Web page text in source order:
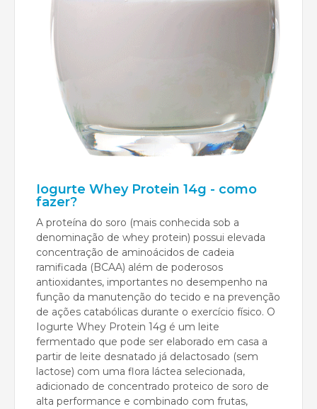
Iogurte Whey Protein 14g - como
fazer?
A proteína do soro (mais conhecida sob a
denominação de whey protein) possui elevada
concentração de aminoácidos de cadeia
ramificada (BCAA) além de poderosos
antioxidantes, importantes no desempenho na
função da manutenção do tecido e na prevenção
de ações catabólicas durante o exercício físico. O
Iogurte Whey Protein 14g é um leite
fermentado que pode ser elaborado em casa a
partir de leite desnatado já delactosado (sem
lactose) com uma flora láctea selecionada,
adicionado de concentrado proteico de soro de
alta performance e combinado com frutas,